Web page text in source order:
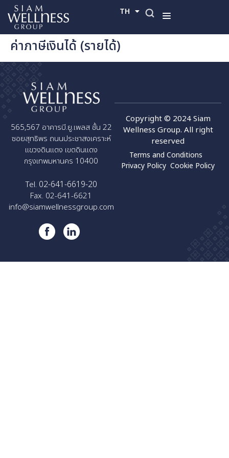
TH
EN
ค่าภาษีเงินได้ (รายได้)
565,567 อาคารบี.ยู.เพลส ชั้น 22
ซอยสุทธิพร ถนนประชาสงเคราะห์
แขวงดินแดง เขตดินแดง
กรุงเทพมหานคร 10400
Tel. 02-641-6619-20
Fax. 02-641-6621
info@siamwellnessgroup.com
Copyright © 2024 Siam
Wellness Group. All right
reserved
Terms and Conditions
Privacy Policy Cookie Policy